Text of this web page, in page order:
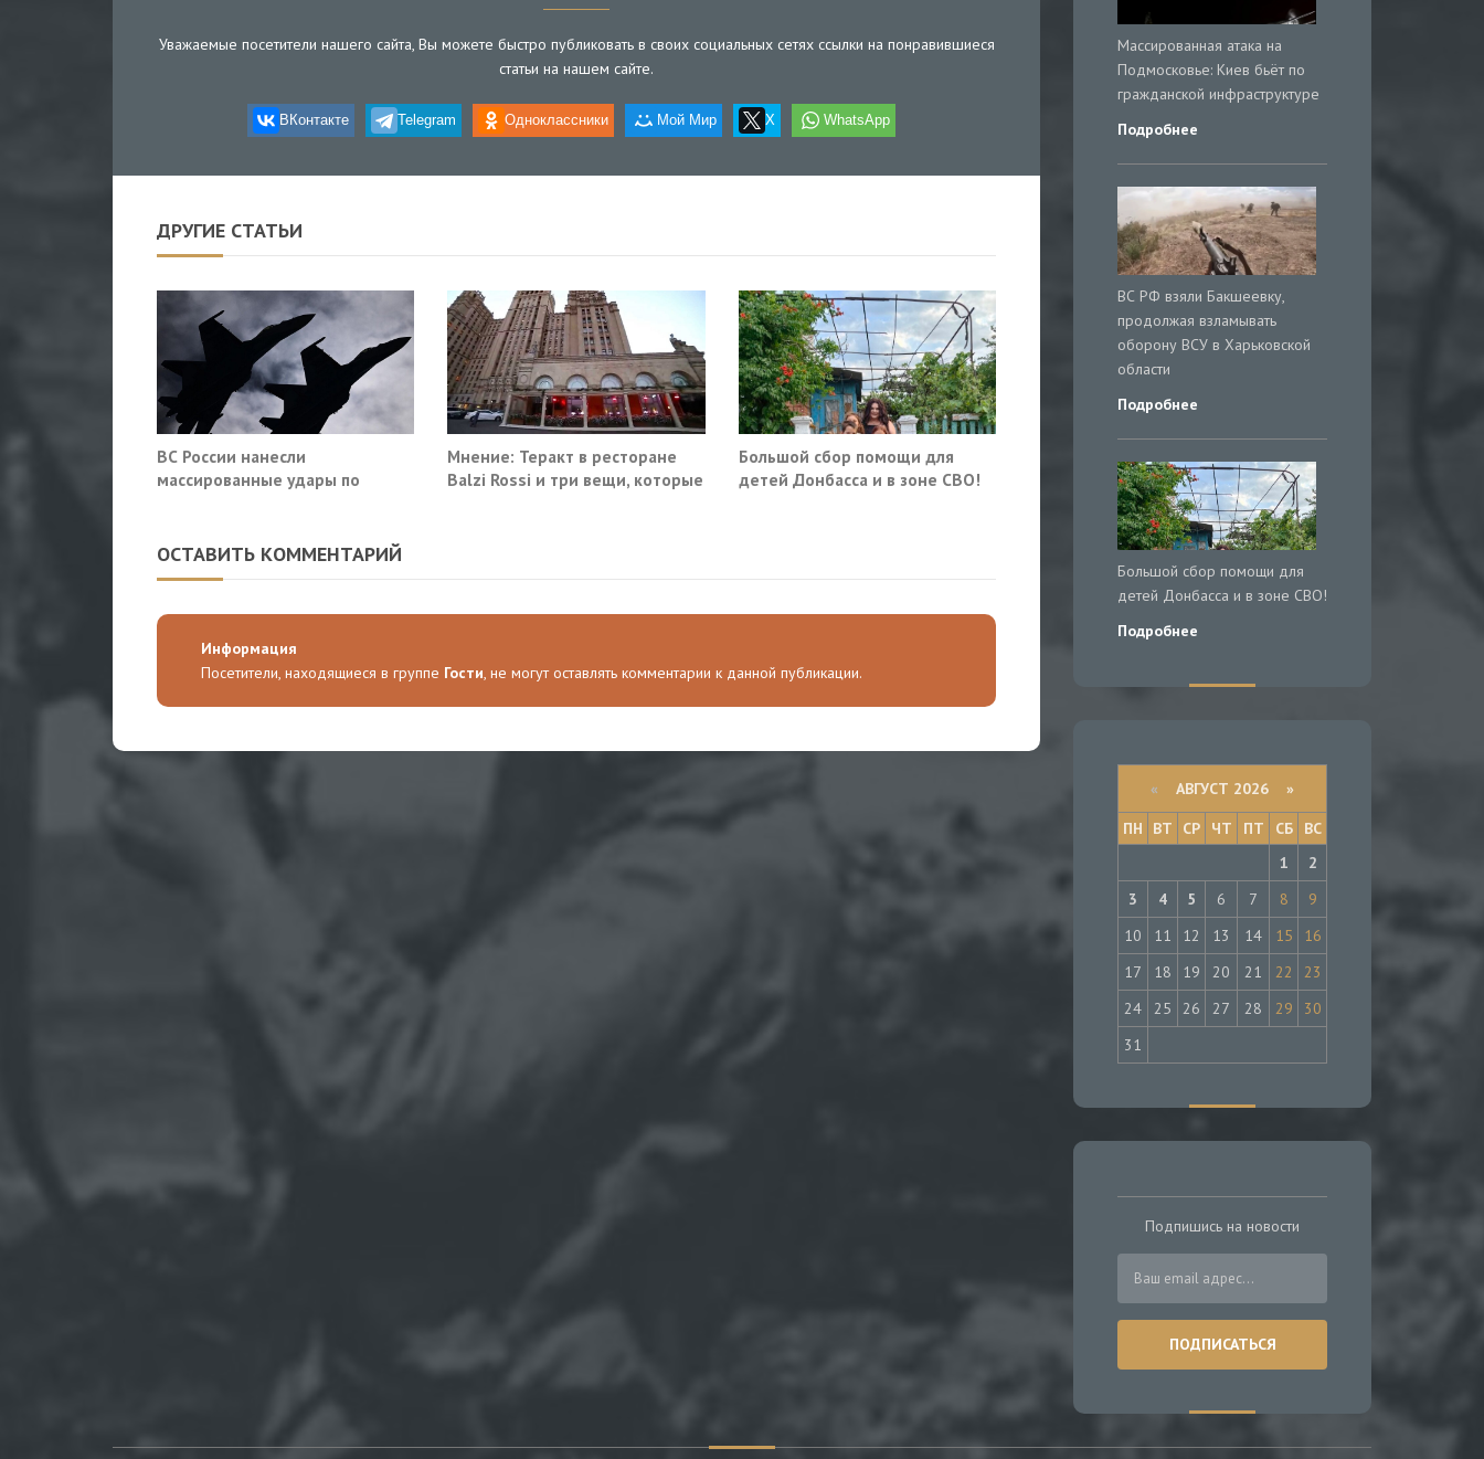
Уважаемые посетители нашего сайта, Вы можете быстро публиковать в своих социальных сетях ссылки на понравившиеся
статьи на нашем сайте.
ВКонтакте Telegram Одноклассники Мой Мир X WhatsApp
ДРУГИЕ СТАТЬИ
ВС России нанесли
массированные удары по
Мнение: Теракт в ресторане
Balzi Rossi и три вещи, которые
Большой сбор помощи для
детей Донбасса и в зоне СВО!
ОСТАВИТЬ КОММЕНТАРИЙ
Информация
Посетители, находящиеся в группе Гости, не могут оставлять комментарии к данной публикации.
Массированная атака на
Подмосковье: Киев бьёт по
гражданской инфраструктуре
Подробнее
ВС РФ взяли Бакшеевку,
продолжая взламывать
оборону ВСУ в Харьковской
области
Подробнее
Большой сбор помощи для
детей Донбасса и в зоне СВО!
Подробнее
« АВГУСТ 2026 »
ПН
ВТ СР ЧТ ПТ СБ
ВС
1
2
3
4 5 6 7 8
9
10
11 12 13 14 15
16
17
18 19 20 21 22
23
24
25 26 27 28 29
30
31
Подпишись на новости